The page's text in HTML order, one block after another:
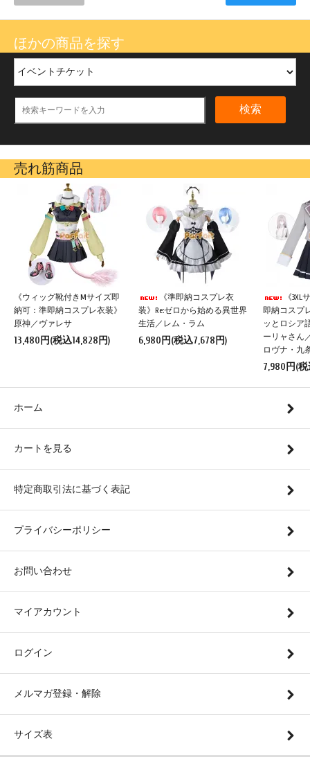
ほかの商品を探す
検索
売れ筋商品
《ウィッグ靴付きMサイズ即
納可：準即納コスプレ衣装》
原神／ヴァレサ
13,480円(税込14,828円)
《準即納コスプレ衣
装》Re:ゼロから始める異世界
生活／レム・ラム
6,980円(税込7,678円)
《
即納コスプ
ッとロシア
ーリャさん
ロヴナ・九
7,980円(
ホーム
カートを見る
特定商取引法に基づく表記
プライバシーポリシー
お問い合わせ
マイアカウント
ログイン
メルマガ登録・解除
サイズ表